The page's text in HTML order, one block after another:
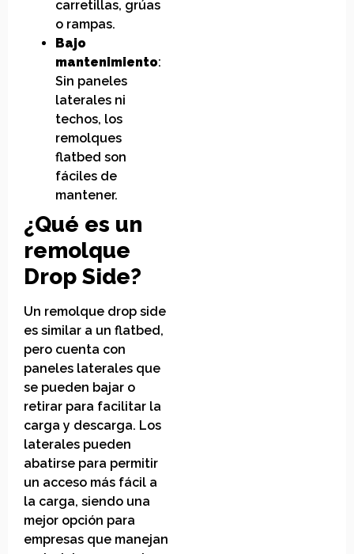
carretillas, grúas
o rampas.
Bajo
mantenimiento:
Sin paneles
laterales ni
techos, los
remolques
flatbed son
fáciles de
mantener.
¿Qué es un
remolque
Drop Side?
Un remolque drop side
es similar a un flatbed,
pero cuenta con
paneles laterales que
se pueden bajar o
retirar para facilitar la
carga y descarga. Los
laterales pueden
abatirse para permitir
un acceso más fácil a
la carga, siendo una
mejor opción para
empresas que manejan